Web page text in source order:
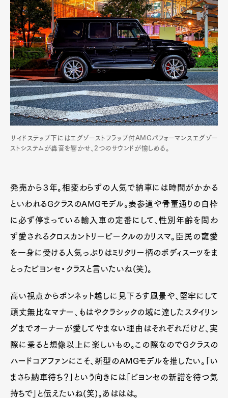
サイドステップ下にはエグゾーストフラップ付AMGパフォーマンスエグゾー
ストシステムが轟音を響かせ、2つのサウンドが愉しめる。
発売から３年。相変わらずの人気で納車には時間がかかる
といわれるGクラスのAMGモデル。表参道や骨董通りの白枠
に必ず停まっている輸入車の定番にして、性別年齢を問わ
ず愛されるクロスカントリービークルのカリスマ。臣民の寵愛
を一身に受ける人気っぷりはミリタリー柄のボディスーツをま
とったビヨンセ・クラスと言いたいね(笑)。
高い視点からボンネット越しに見下ろす風景や、堅牢にして
頑丈無比なマナー、もはやクラシックの域に達したスタイリン
グまでオーナーが愛してやまない理由はそれぞれだけど、実
際に乗ると想像以上に楽しいもの。この際なのでGクラスの
ハードコアファンにこそ、新型のAMGモデルを推したい。「い
まさら納車待ち？」という向きには「ビヨンセの新譜を待つ気
持ちで」と伝えたいね(笑)。あははは。